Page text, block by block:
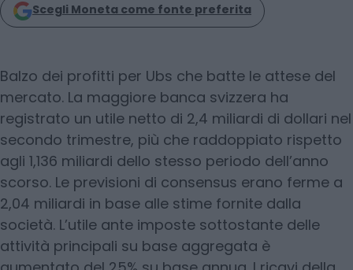
Scegli Moneta come fonte preferita
Balzo dei profitti per Ubs che batte le attese del
mercato. La maggiore banca svizzera ha
registrato un utile netto di 2,4 miliardi di dollari nel
secondo trimestre, più che raddoppiato rispetto
agli 1,136 miliardi dello stesso periodo dell’anno
scorso. Le previsioni di consensus erano ferme a
2,04 miliardi in base alle stime fornite dalla
società. L’utile ante imposte sottostante delle
attività principali su base aggregata è